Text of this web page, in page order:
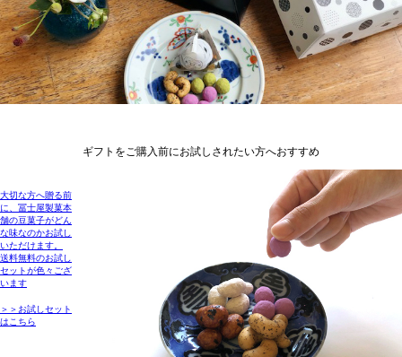
ギフトをご購入前にお試しされたい方へおすすめ
大切な方へ贈る前
に、冨士屋製菓本
舗の豆菓子がどん
な味なのかお試し
いただけます。
送料無料のお試し
セットが色々ござ
います
＞＞お試しセット
はこちら